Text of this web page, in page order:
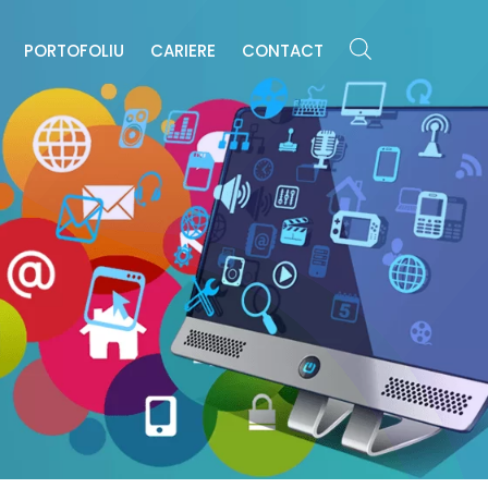
PORTOFOLIU CARIERE CONTACT